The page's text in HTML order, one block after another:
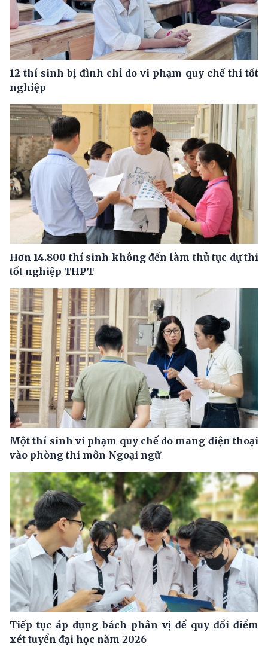
12 thí sinh bị đình chỉ do vi phạm quy chế thi tốt
nghiệp
Hơn 14.800 thí sinh không đến làm thủ tục dự thi
tốt nghiệp THPT
Một thí sinh vi phạm quy chế do mang điện thoại
vào phòng thi môn Ngoại ngữ
Tiếp tục áp dụng bách phân vị để quy đổi điểm
xét tuyển đại học năm 2026